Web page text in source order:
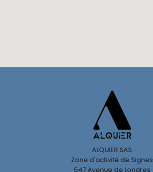
ALQUIER SAS
Zone d'activité de Signes
547 Avenue de Londres